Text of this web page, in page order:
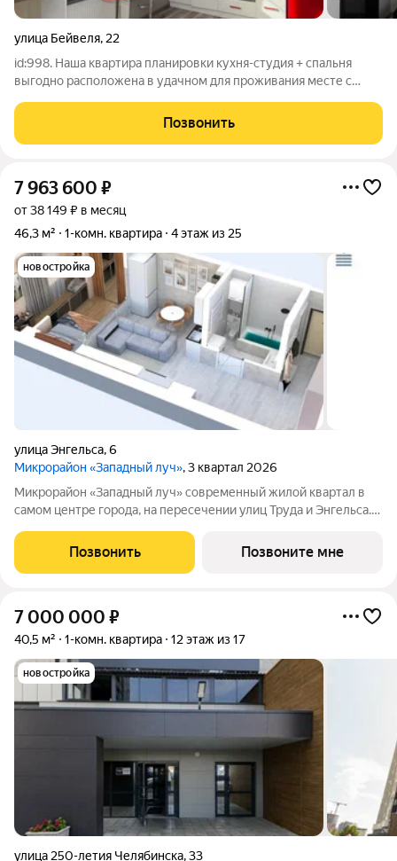
улица Бейвеля, 22
id:998. Наша квартира планировки кухня-студия + спальня
выгодно расположена в удачном для проживания месте с
комфортности «Александровский», который уже давно
положительно себя зарекомендовал. Сам
Позвонить
7 963 600 ₽
от 38 149 ₽ в месяц
46,3 м²
1-комн. квартира 4 этаж из 25
новостройка
улица Энгельса,6
Микрорайон «Западный луч», 3 квартал 2026
Микрорайон «Западный луч» современный жилой квартал в
самом центре города, на пересечении улиц Труда и Энгельса.
узнаваемый архитектурный облик и стали настоящим
украшением центральной части Челябинска.
Позвонить Позвоните мне
7 000 000 ₽
40,5 м² 1-комн. квартира 12 этаж из 17
новостройка
улица 250-летия Челябинска,33